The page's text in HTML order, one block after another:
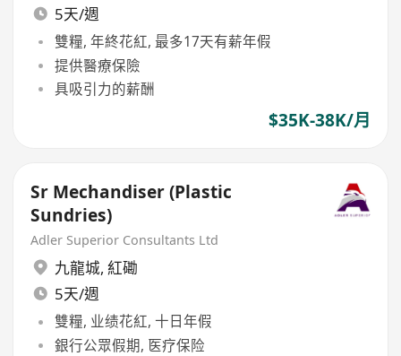
5天/週
雙糧, 年終花紅, 最多17天有薪年假
提供醫療保險
具吸引力的薪酬
$35K-38K/月
Sr Mechandiser (Plastic
Sundries)
Adler Superior Consultants Ltd
九龍城, 紅磡
5天/週
雙糧, 业绩花紅, 十日年假
銀行公眾假期, 医疗保险